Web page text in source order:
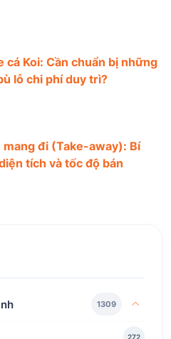
cá Koi: Cần chuẩn bị những
lỗ chi phí duy trì?
mang đi (Take-away): Bí
tích và tốc độ bán
1309
272